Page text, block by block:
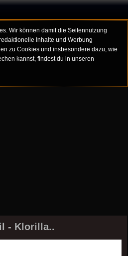
Wir können damit die Seitennutzung
Inhalte und Werbung
zu Cookies und insbesondere dazu, wie
kannst, findest du in unseren
- Klorilla..